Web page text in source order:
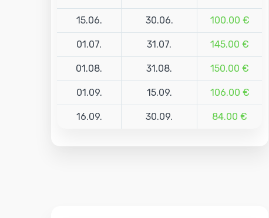
15.06. 30.06. 100.00 €
01.07. 31.07. 145.00 €
01.08. 31.08. 150.00 €
01.09. 15.09. 106.00 €
16.09. 30.09. 84.00 €